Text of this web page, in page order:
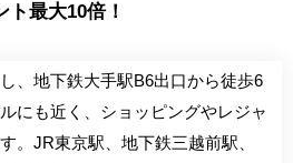
最大10倍！
、地下鉄大手駅B6出口から徒歩6
にも近く、ショッピングやレジャ
。JR東京駅、地下鉄三越前駅、